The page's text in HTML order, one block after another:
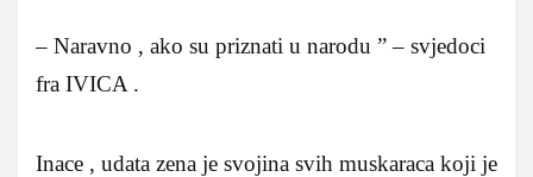
– Naravno , ako su priznati u narodu ” – svjedoci
fra IVICA .
Inace , udata zena je svojina svih muskaraca koji je